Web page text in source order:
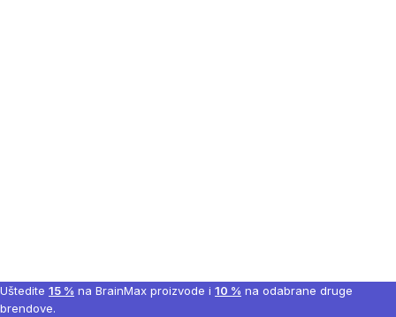
Uštedite 15 % na BrainMax proizvode i 10 % na odabrane druge
brendove.